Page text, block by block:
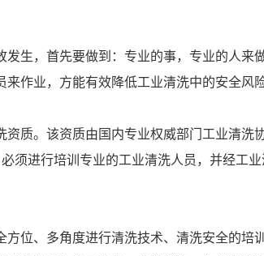
生，首先要做到：专业的事，专业的人来
作业，方能有效降低工业清洗中的安全风险
质。该资质由国内专业权威部门工业清洗
须进行培训专业的工业清洗人员，并经工
位、多角度进行清洗技术、清洗安全的培